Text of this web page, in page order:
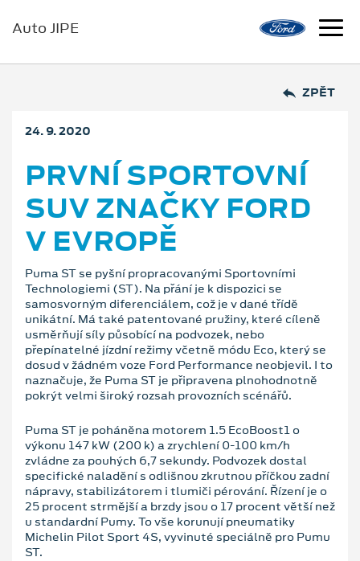
Auto JIPE
ZPĚT
24. 9. 2020
PRVNÍ SPORTOVNÍ
SUV ZNAČKY FORD
V EVROPĚ
Puma ST se pyšní propracovanými Sportovními
Technologiemi (ST). Na přání je k dispozici se
samosvorným diferenciálem, což je v dané třídě
unikátní. Má také patentované pružiny, které cíleně
usměrňují síly působící na podvozek, nebo
přepínatelné jízdní režimy včetně módu Eco, který se
dosud v žádném voze Ford Performance neobjevil. I to
naznačuje, že Puma ST je připravena plnohodnotně
pokrýt velmi široký rozsah provozních scénářů.
Puma ST je poháněna motorem 1.5 EcoBoost1 o
výkonu 147 kW (200 k) a zrychlení 0-100 km/h
zvládne za pouhých 6,7 sekundy. Podvozek dostal
specifické naladění s odlišnou zkrutnou příčkou zadní
nápravy, stabilizátorem i tlumiči pérování. Řízení je o
25 procent strmější a brzdy jsou o 17 procent větší než
u standardní Pumy. To vše korunují pneumatiky
Michelin Pilot Sport 4S, vyvinuté speciálně pro Pumu
ST.